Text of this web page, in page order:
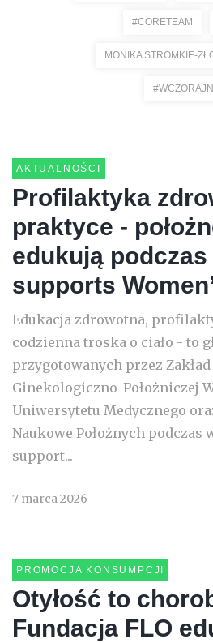
#CORETEAM
MONIKA STROMKIE-
AKTUALNOŚCI
Profilaktyka
praktyce -
edukują podczas
supports
Edukacja zdrowotna,
codzienna troska o ciało - to
przygotowanych przez
Ginekologiczno-Położniczej
Uniwersytetu Medycznego
Naukowe Położnych podczas
support...
7 marca 2026
PROMOCJA KONSUMPCJI
Otyłość to
Fundacja FLO